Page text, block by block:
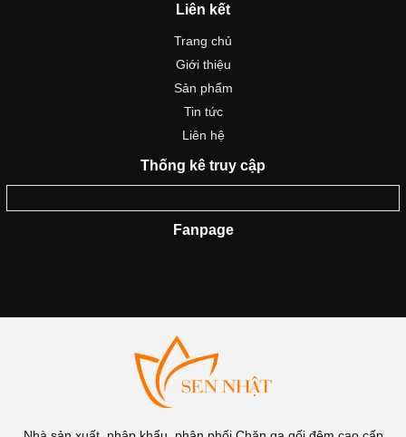
Liên kết
Trang chủ
Giới thiệu
Sản phẩm
Tin tức
Liên hệ
Thống kê truy cập
Fanpage